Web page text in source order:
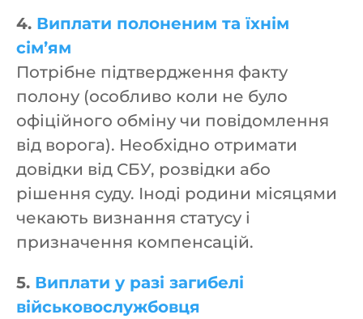
4. Виплати полоненим та їхнім
сім’ям
Потрібне підтвердження факту
полону (особливо коли не було
офіційного обміну чи повідомлення
від ворога). Необхідно отримати
довідки від СБУ, розвідки або
рішення суду. Іноді родини місяцями
чекають визнання статусу і
призначення компенсацій.
5. Виплати у разі загибелі
військовослужбовця